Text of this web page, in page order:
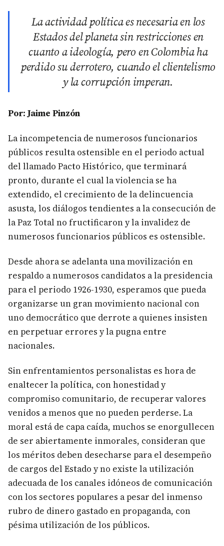
La actividad política es necesaria en los
Estados del planeta sin restricciones en
cuanto a ideología, pero en Colombia ha
perdido su derrotero, cuando el clientelismo
y la corrupción imperan.
Por: Jaime Pinzón
La incompetencia de numerosos funcionarios
públicos resulta ostensible en el periodo actual
del llamado Pacto Histórico, que terminará
pronto, durante el cual la violencia se ha
extendido, el crecimiento de la delincuencia
asusta, los diálogos tendientes a la consecución de
la Paz Total no fructificaron y la invalidez de
numerosos funcionarios públicos es ostensible.
Desde ahora se adelanta una movilización en
respaldo a numerosos candidatos a la presidencia
para el periodo 1926-1930, esperamos que pueda
organizarse un gran movimiento nacional con
uno democrático que derrote a quienes insisten
en perpetuar errores y la pugna entre
nacionales.
Sin enfrentamientos personalistas es hora de
enaltecer la política, con honestidad y
compromiso comunitario, de recuperar valores
venidos a menos que no pueden perderse. La
moral está de capa caída, muchos se enorgullecen
de ser abiertamente inmorales, consideran que
los méritos deben desecharse para el desempeño
de cargos del Estado y no existe la utilización
adecuada de los canales idóneos de comunicación
con los sectores populares a pesar del inmenso
rubro de dinero gastado en propaganda, con
pésima utilización de los públicos.